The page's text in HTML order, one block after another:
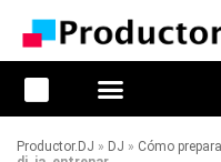
Productor.DJ » DJ » Cómo